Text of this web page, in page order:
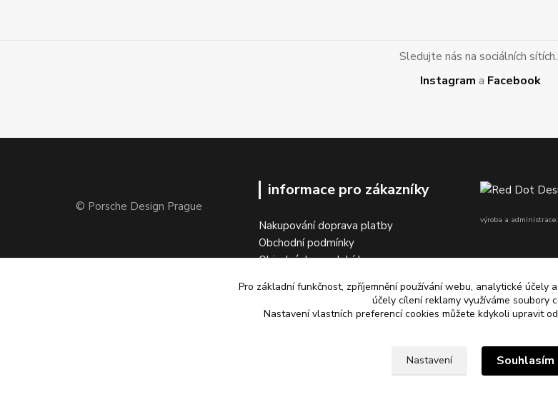
Sledujte nás na sociálních
Instagram a Facebook
© Porsche Design Prague
informace pro zákazníky
Nakupování doprava platby
Obchodní podmínky
Objednávka na dobírku
Kontakty
Galerie
výroba a
Pro základní funkčnost, zpříjemnění používání webu, analytické účely
účely cílení reklamy využíváme soubory
Nastavení vlastních preferencí cookies můžete kdykoli upravit
Nastavení Souhlasím